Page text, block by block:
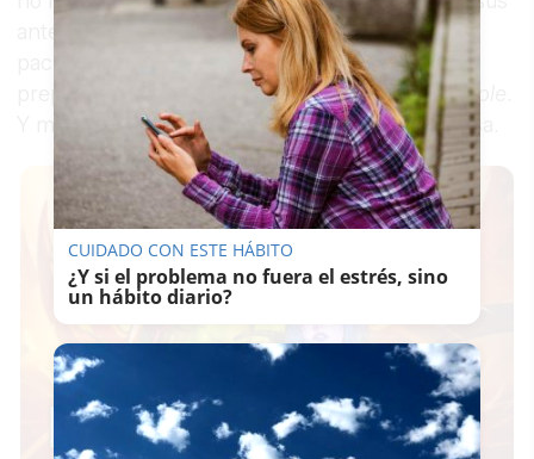
anteriores películas. Así que me armé de
paciencia y, con apenas un trailer visto, me
preparé mentalmente para ir al cine a verMúltiple
Y maldita sea, debería haberme quedado en casa.
CUIDADO CON ESTE HÁBITO
¿Y si el problema no fuera el estrés, sino
un hábito diario?